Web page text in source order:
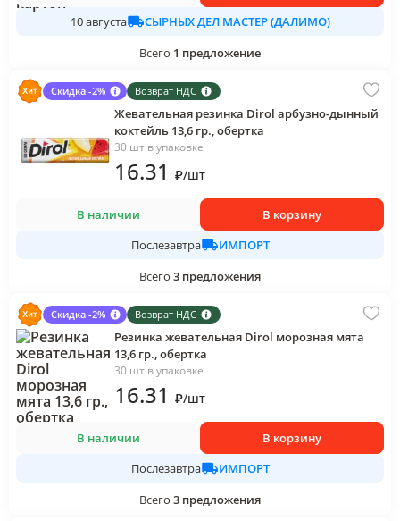
10 августа
СЫРНЫХ ДЕЛ МАСТЕР (ДАЛИМО)
Всего 1 предложение
Скидка -2% Возврат НДС
Жевательная резинка Dirol арбузно-дынный
коктейль 13,6 гр., обертка
30 шт в упаковке
16.31 ₽/шт
В наличии
В корзину
Послезавтра
ИМПОРТ
Всего 3 предложения
Скидка -2% Возврат НДС
Резинка жевательная Dirol морозная мята
13,6 гр., обертка
30 шт в упаковке
16.31 ₽/шт
В наличии
В корзину
Послезавтра
ИМПОРТ
Всего 3 предложения